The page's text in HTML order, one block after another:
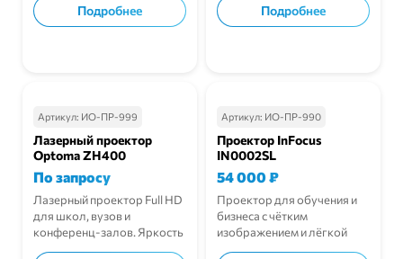
Подробнее Подробнее
Артикул: ИО-ПР-999
Лазерный проектор
Optoma ZH400
По запросу
Лазерный проектор Full HD
для школ, вузов и
конференц-залов. Яркость
4000 люмен.
Артикул: ИО-ПР-990
Проектор InFocus
IN0002SL
54 000₽
Проектор для обучения и
бизнеса с чётким
изображением и лёгкой
установкой.